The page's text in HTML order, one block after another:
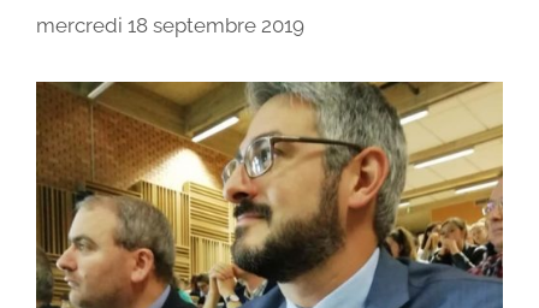
mercredi 18 septembre 2019